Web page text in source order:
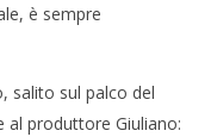
è sempre
salito sul palco del
al produttore Giuliano: